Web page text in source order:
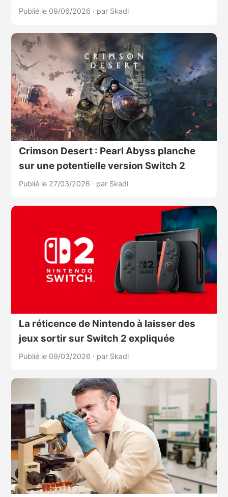
Publié le 09/06/2026 · par Skadi
Crimson Desert : Pearl Abyss planche
sur une potentielle version Switch 2
Publié le 27/03/2026 · par Skadi
La réticence de Nintendo à laisser des
jeux sortir sur Switch 2 expliquée
Publié le 09/03/2026 · par Skadi